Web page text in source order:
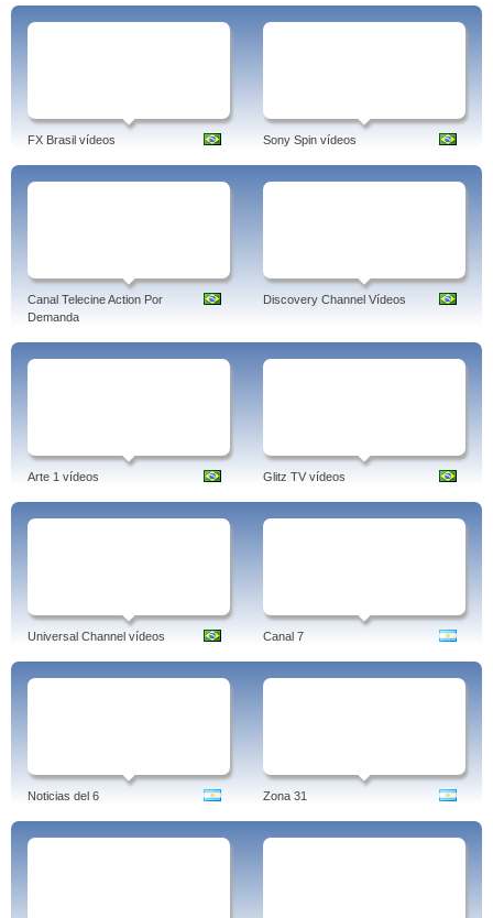
FX Brasil vídeos Sony Spin vídeos
Canal Telecine Action Por
Demanda
Discovery Channel Vídeos
Arte 1 vídeos Glitz TV vídeos
Universal Channel vídeos Canal 7
Noticias del 6 Zona 31